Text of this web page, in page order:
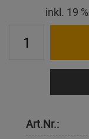
inkl. 19
Art.Nr.: